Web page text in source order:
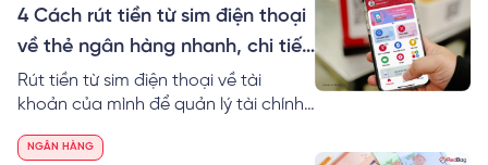
việc khác nhau nhanh chóng hơn.
Tìm hiểu ngay cách rút tiền từ sim
điện thoại về MoMo an toàn nhé!
4 Cách rút tiền từ sim điện thoại
về thẻ ngân hàng nhanh, chi tiết
nhất
Rút tiền từ sim điện thoại về tài
khoản của mình để quản lý tài chính
RedBag khám phá ngay cách rút
NGÂN HÀNG